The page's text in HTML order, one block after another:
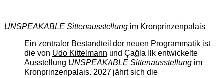
UNSPEAKABLE Sittenausstellungim Kronprinzenpalais
Ein zentraler Bestandteil der neuen Programmatik ist
die von Udo Kittelmann und Çağla Ilk entwickelte
Ausstellung UNSPEAKABLE Sittenausstellungim
Kronprinzenpalais. 2027 jährt sich die